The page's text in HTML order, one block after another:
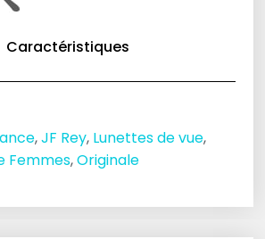
Caractéristiques
,JF Rey, Lunettes de vue,
Femmes,Originale